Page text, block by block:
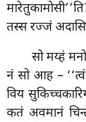
तस्स रज्जं
सोमय्हं
नं सो आह – ‘‘त्वं
विय
कतं अवमानं